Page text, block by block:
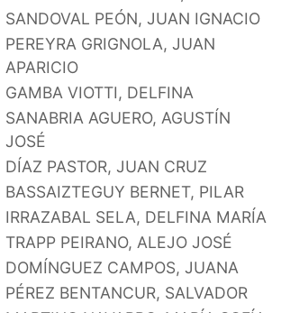
SANDOVAL PEÓN, JUAN IGNACIO
PEREYRA GRIGNOLA, JUAN
APARICIO
GAMBA VIOTTI, DELFINA
SANABRIA AGUERO, AGUSTÍN
JOSÉ
DÍAZ PASTOR, JUAN CRUZ
BASSAIZTEGUY BERNET, PILAR
IRRAZABAL SELA, DELFINA MARÍA
TRAPP PEIRANO, ALEJO JOSÉ
DOMÍNGUEZ CAMPOS, JUANA
PÉREZ BENTANCUR, SALVADOR